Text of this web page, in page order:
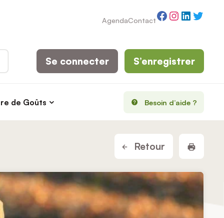
AgendaContactFacebook
Instagram
de Goûts Besoin d’aide ?
Se connecter S’enregistrer
Retour